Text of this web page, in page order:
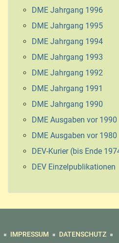
DME Jahrgang 1996
DME Jahrgang 1995
DME Jahrgang 1994
DME Jahrgang 1993
DME Jahrgang 1992
DME Jahrgang 1991
DME Jahrgang 1990
DME Ausgaben vor 1990
DME Ausgaben vor 1980
DEV-Kurier (bis Ende
DEV Einzelpublikationen
IMPRESSUM
DATENSCHUTZ